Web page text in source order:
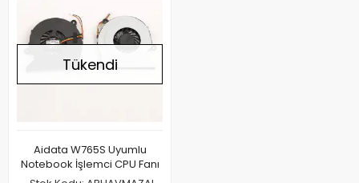
Tükendi
Aidata W765S Uyumlu
Notebook İşlemci CPU Fanı